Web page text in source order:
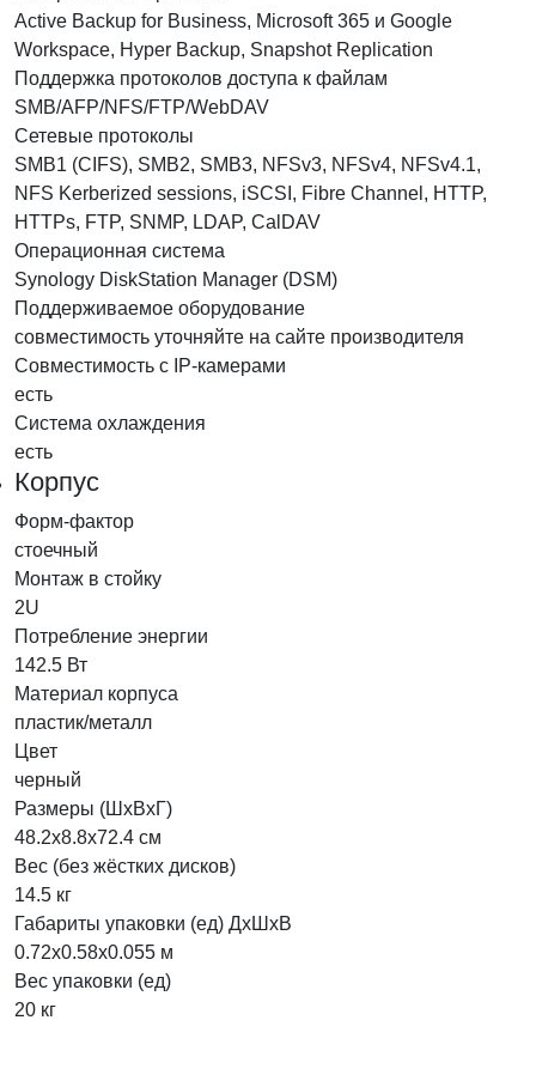
Active Backup for Business, Microsoft 365 и Google
Workspace, Hyper Backup, Snapshot Replication
Поддержка протоколов доступа к файлам
SMB/AFP/NFS/FTP/WebDAV
Сетевые протоколы
SMB1 (CIFS), SMB2, SMB3, NFSv3, NFSv4, NFSv4.1,
NFS Kerberized sessions, iSCSI, Fibre Channel, HTTP,
HTTPs, FTP, SNMP, LDAP, CalDAV
Операционная система
Synology DiskStation Manager (DSM)
Поддерживаемое оборудование
совместимость уточняйте на сайте производителя
Совместимость с IP-камерами
есть
Система охлаждения
есть
Корпус
Форм-фактор
стоечный
Монтаж в стойку
2U
Потребление энергии
142.5 Вт
Материал корпуса
пластик/металл
Цвет
черный
Размеры (ШхВхГ)
48.2х8.8х72.4 см
Вес (без жёстких дисков)
14.5 кг
Габариты упаковки (ед) ДхШхВ
0.72x0.58x0.055 м
Вес упаковки (ед)
20 кг